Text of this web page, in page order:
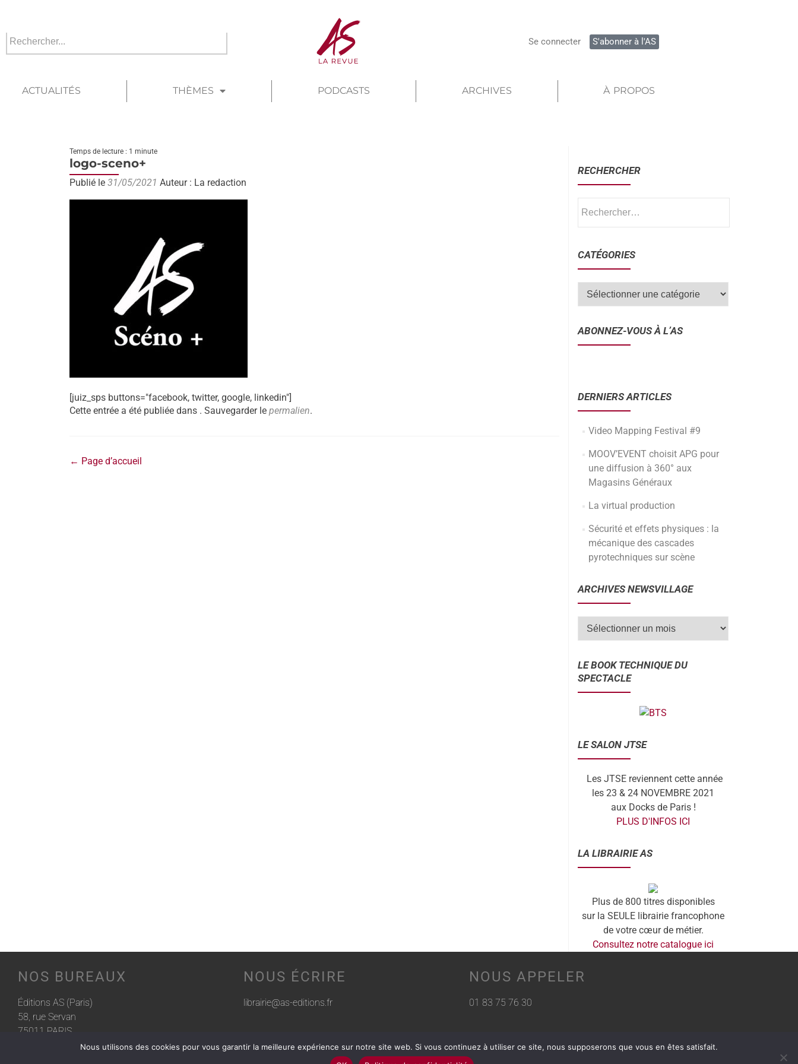
Se connecter S'abonner à l'AS
ACTUALITÉS THÈMES PODCASTS ARCHIVES À PROPOS
Temps de lecture : 1 minute
logo-sceno+
Publié le 31/05/2021 Auteur : La redaction
[juiz_sps buttons="facebook, twitter, google, linkedin"]
Cette entrée a été publiée dans . Sauvegarder le permalien.
← Page d’accueil
RECHERCHER
CATÉGORIES
ABONNEZ-VOUS À L’AS
DERNIERS ARTICLES
Video Mapping Festival #9
MOOV’EVENT choisit APG pour
une diffusion à 360° aux
Magasins Généraux
La virtual production
Sécurité et effets physiques : la
mécanique des cascades
pyrotechniques sur scène
ARCHIVES NEWSVILLAGE
LE BOOK TECHNIQUE DU
SPECTACLE
LE SALON JTSE
Les JTSE reviennent cette année
les 23 & 24 NOVEMBRE 2021
aux Docks de Paris !
PLUS D'INFOS ICI
LA LIBRAIRIE AS
Plus de 800 titres disponibles
sur la SEULE librairie francophone
de votre cœur de métier.
Consultez notre catalogue ici
NOS BUREAUX
Éditions AS (Paris)
58, rue Servan
75011 PARIS
NOUS ÉCRIRE
librairie@as-editions.fr
NOUS APPELER
01 83 75 76 30
Nous utilisons des cookies pour vous garantir la meilleure expérience sur notre site web. Si vous continuez à utiliser ce site, nous supposerons que vous en êtes satisfait.